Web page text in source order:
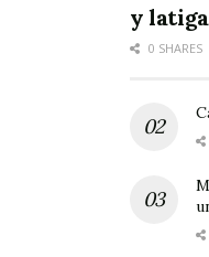
y
0 SHARES